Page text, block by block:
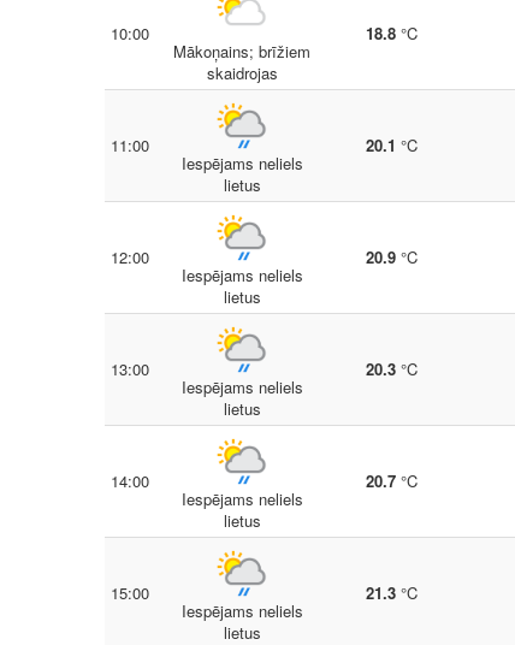
10:00
Mākoņains; brīžiem
skaidrojas
18.8°C
11:00
Iespējams neliels
lietus
20.1 °C
12:00
Iespējams neliels
lietus
20.9°C
13:00
Iespējams neliels
lietus
20.3°C
14:00
Iespējams neliels
lietus
20.7°C
15:00
Iespējams neliels
lietus
21.3°C